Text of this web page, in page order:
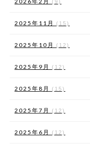
(9)
2025年11月 (15)
2025年10月 (12)
2025年9月 (12)
2025年8月 (15)
2025年7月 (12)
2025年6月 (12)